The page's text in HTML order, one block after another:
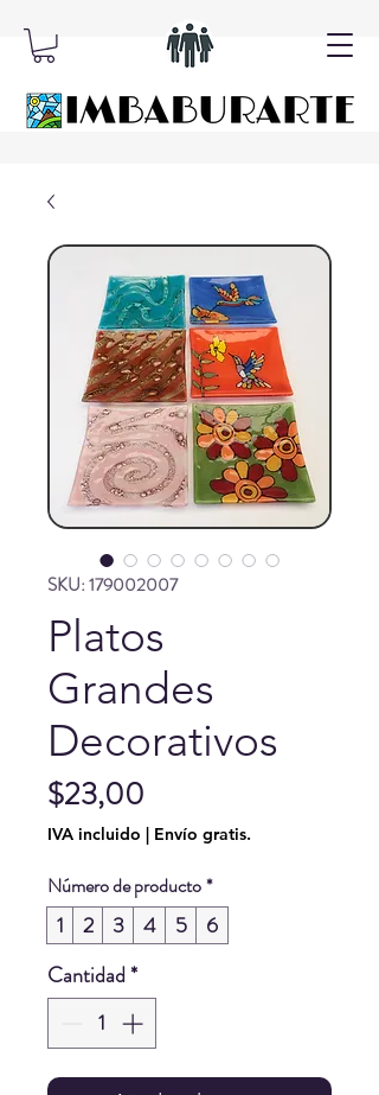
SKU: 179002007
Platos
Grandes
Decorativos
$23,00
IVA incluido | Envío gratis.
Número de producto*
1 2 3 4 5
6
Cantidad*